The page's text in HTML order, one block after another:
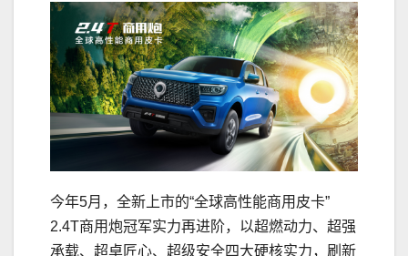
今年5月，全新上市的“全球高性能商用皮卡”
2.4T商用炮冠军实力再进阶，以超燃动力、超强
承载、超卓匠心、超级安全四大硬核实力，刷新